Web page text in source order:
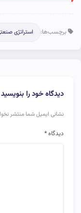
برچسب‌ها: استراتژی
دیدگاه خود را بنویسید
نشانی ایمیل شما منتشر
دیدگاه*